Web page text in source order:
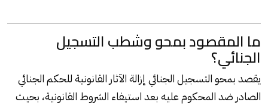
ما المقصود بمحو وشطب التسجيل
الجنائي؟
يقصد بمحو التسجيل الجنائي إزالة الآثار القانونية للحكم الجنائي
الصادر ضد المحكوم عليه بعد استيفاء الشروط القانونية، بحيث